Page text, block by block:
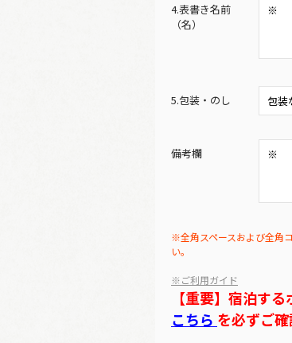
4.表書き名前
（名）
5.包装・のし
備考欄
※全角スペースおよび全角
い。
※ご利用ガイド
【重要】宿泊す
こちら を必ずご